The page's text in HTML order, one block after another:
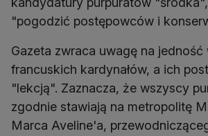
"pogodzić postępowców i
Gazeta zwraca uwagę na jedność
francuskich kardynałów, a ich
"lekcją". Zaznacza, że wszyscy
zgodnie stawiają na metropolitę
Marca Aveline'a,